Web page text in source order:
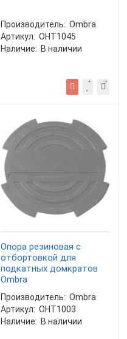
Производитель: Ombra
Артикул: OHT1045
Наличие: В наличии
Опора резиновая с
отбортовкой для
подкатных домкратов
Ombra
Производитель: Ombra
Артикул: OHT1003
Наличие: В наличии